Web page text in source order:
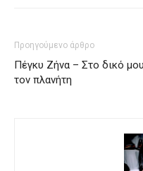
Προηγούμενο άρθρο
Πέγκυ Ζήνα – Στο δικό μου
τον πλανήτη